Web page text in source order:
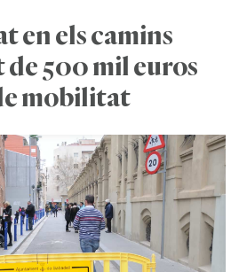
en els camins
de 500 mil euros
mobilitat